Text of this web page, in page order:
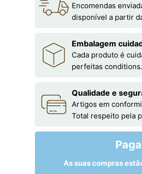
Encomendas
disponível a partir
Embalagem
Cada produto é
perfeitas conditions.
Qualidade e
Artigos em
Total respeito pela
As suas compras